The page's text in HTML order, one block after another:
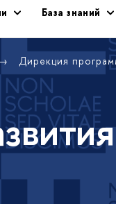
База знаний
Дирекция